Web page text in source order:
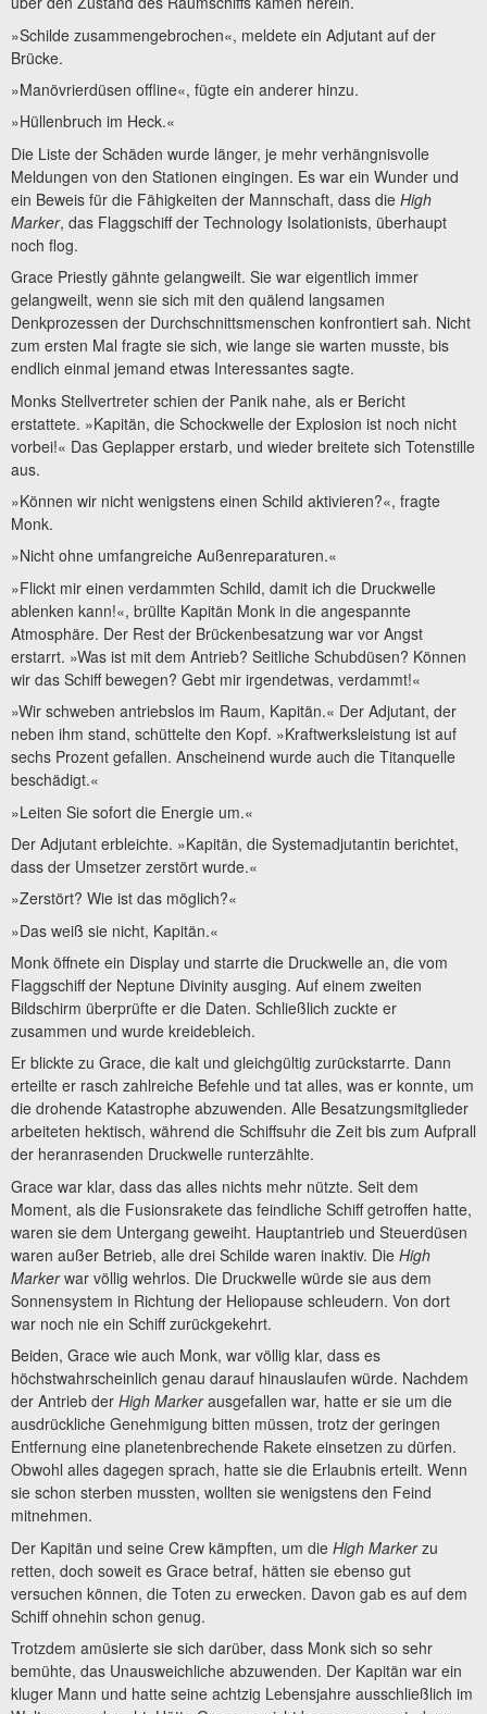
»Schilde zusammengebrochen«, meldete ein Adjutant auf der
Brücke.
»Manövrierdüsen offline«, fügte ein anderer hinzu.
»Hüllenbruch im Heck.«
Die Liste der Schäden wurde länger, je mehr verhängnisvolle
Meldungen von den Stationen eingingen. Es war ein Wunder und
ein Beweis für die Fähigkeiten der Mannschaft, dass die High
Marker, das Flaggschiff der Technology Isolationists, überhaupt
noch flog.
Grace Priestly gähnte gelangweilt. Sie war eigentlich immer
gelangweilt, wenn sie sich mit den quälend langsamen
Denkprozessen der Durchschnittsmenschen konfrontiert sah. Nicht
zum ersten Mal fragte sie sich, wie lange sie warten musste, bis
endlich einmal jemand etwas Interessantes sagte.
Monks Stellvertreter schien der Panik nahe, als er Bericht
erstattete. »Kapitän, die Schockwelle der Explosion ist noch nicht
vorbei!« Das Geplapper erstarb, und wieder breitete sich Totenstille
aus.
»Können wir nicht wenigstens einen Schild aktivieren?«, fragte
Monk.
»Nicht ohne umfangreiche Außenreparaturen.«
»Flickt mir einen verdammten Schild, damit ich die Druckwelle
ablenken kann!«, brüllte Kapitän Monk in die angespannte
Atmosphäre. Der Rest der Brückenbesatzung war vor Angst
erstarrt. »Was ist mit dem Antrieb? Seitliche Schubdüsen? Können
wir das Schiff bewegen? Gebt mir irgendetwas, verdammt!«
»Wir schweben antriebslos im Raum, Kapitän.« Der Adjutant, der
neben ihm stand, schüttelte den Kopf. »Kraftwerksleistung ist auf
sechs Prozent gefallen. Anscheinend wurde auch die Titanquelle
beschädigt.«
»Leiten Sie sofort die Energie um.«
Der Adjutant erbleichte. »Kapitän, die Systemadjutantin berichtet,
dass der Umsetzer zerstört wurde.«
»Zerstört? Wie ist das möglich?«
»Das weiß sie nicht, Kapitän.«
Monk öffnete ein Display und starrte die Druckwelle an, die vom
Flaggschiff der Neptune Divinity ausging. Auf einem zweiten
Bildschirm überprüfte er die Daten. Schließlich zuckte er
zusammen und wurde kreidebleich.
Er blickte zu Grace, die kalt und gleichgültig zurückstarrte. Dann
erteilte er rasch zahlreiche Befehle und tat alles, was er konnte, um
die drohende Katastrophe abzuwenden. Alle Besatzungsmitglieder
arbeiteten hektisch, während die Schiffsuhr die Zeit bis zum Aufprall
der heranrasenden Druckwelle runterzählte.
Grace war klar, dass das alles nichts mehr nützte. Seit dem
Moment, als die Fusionsrakete das feindliche Schiff getroffen hatte,
waren sie dem Untergang geweiht. Hauptantrieb und Steuerdüsen
waren außer Betrieb, alle drei Schilde waren inaktiv. Die High
Markerwar völlig wehrlos. Die Druckwelle würde sie aus dem
Sonnensystem in Richtung der Heliopause schleudern. Von dort
war noch nie ein Schiff zurückgekehrt.
Beiden, Grace wie auch Monk, war völlig klar, dass es
höchstwahrscheinlich genau darauf hinauslaufen würde. Nachdem
der Antrieb der High Markerausgefallen war, hatte er sie um die
ausdrückliche Genehmigung bitten müssen, trotz der geringen
Entfernung eine planetenbrechende Rakete einsetzen zu dürfen.
Obwohl alles dagegen sprach, hatte sie die Erlaubnis erteilt. Wenn
sie schon sterben mussten, wollten sie wenigstens den Feind
mitnehmen.
Der Kapitän und seine Crew kämpften, um die High Markerzu
retten, doch soweit es Grace betraf, hätten sie ebenso gut
versuchen können, die Toten zu erwecken. Davon gab es auf dem
Schiff ohnehin schon genug.
Trotzdem amüsierte sie sich darüber, dass Monk sich so sehr
bemühte, das Unausweichliche abzuwenden. Der Kapitän war ein
kluger Mann und hatte seine achtzig Lebensjahre ausschließlich im